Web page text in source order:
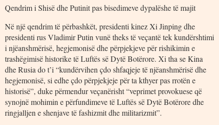
Qendrim i Shisë dhe Putinit pas bisedimeve dypalëshe të majit
Në një qendrim të përbashkët, presidenti kinez Xi Jinping dhe
presidenti rus Vladimir Putin vunë theks të veçantë tek kundërshtimi
i njëanshmërisë, hegjemonisë dhe përpjekjeve për rishikimin e
trashëgimisë historike të Luftës së Dytë Botërore. Xi tha se Kina
dhe Rusia do t’i “kundërvihen çdo shfaqjeje të njëanshmërisë dhe
hegjemonisë, si edhe çdo përpjekjeje për ta kthyer pas rrotën e
historisë”, duke përmendur veçanërisht “veprimet provokuese që
synojnë mohimin e përfundimeve të Luftës së Dytë Botërore dhe
ringjalljen e shenjave të fashizmit dhe militarizmit”.